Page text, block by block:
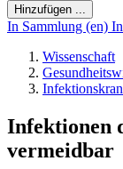
Hinzufügen ...
In Sammlung (en)
Wissenschaft
Infektionen
vermeidbar